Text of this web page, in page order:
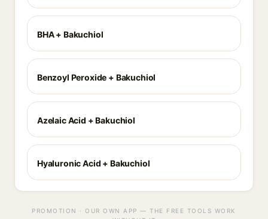
BHA + Bakuchiol
Benzoyl Peroxide + Bakuchiol
Azelaic Acid + Bakuchiol
Hyaluronic Acid + Bakuchiol
PROMOTION · OUR OWN APP — THE FREE TOOLS WORK